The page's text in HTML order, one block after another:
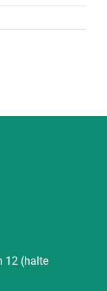
12 (halte